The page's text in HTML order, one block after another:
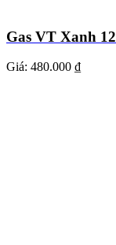
Gas VT Xanh
Giá: 480.000 ₫